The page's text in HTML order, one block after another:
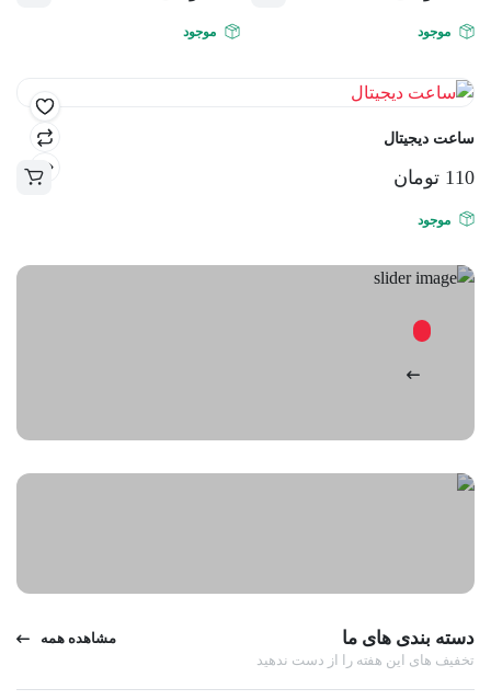
موجود موجود
ساعت دیجیتال
110 تومان
موجود
دسته بندی های ما
تخفیف های این هفته را از دست ندهید
مشاهده همه